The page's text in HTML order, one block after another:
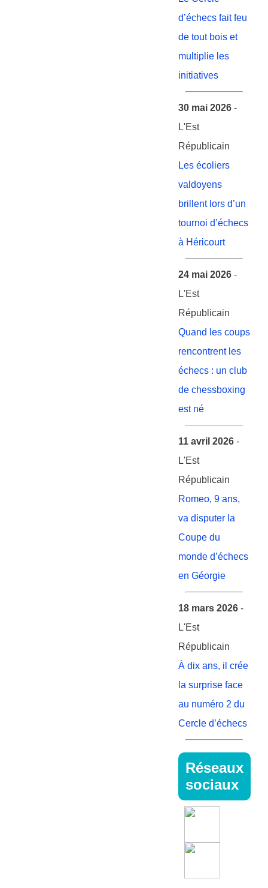
d’échecs fait feu
de tout bois et
multiplie les
initiatives
30 mai 2026-
L'Est
Républicain
Les écoliers
valdoyens
brillent lors d’un
tournoi d’échecs
à Héricourt
24 mai 2026-
L'Est
Républicain
Quand les coups
rencontrent les
échecs : un club
de chessboxing
est né
11 avril 2026-
L'Est
Républicain
Romeo, 9 ans,
va disputer la
Coupe du
monde d’échecs
en Géorgie
18 mars 2026-
L'Est
Républicain
À dix ans, il crée
la surprise face
au numéro 2 du
Cercle d’échecs
Réseaux
sociaux